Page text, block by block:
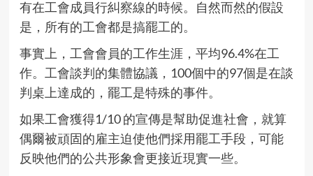
有在工會成員行糾察線的時候。自然而然的假設
是，所有的工會都是搞罷工的。
事實上，工會會員的工作生涯，平均96.4%在工
作。工會談判的集體協議，100個中的97個是在談
判桌上達成的，罷工是特殊的事件。
如果工會獲得1/10 的宣傳是幫助促進社會，就算
偶爾被頑固的雇主迫使他們採用罷工手段，可能
反映他們的公共形象會更接近現實一些。